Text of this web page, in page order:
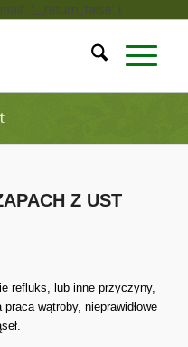
'__return_false' );
Z UST
refluks, lub inne przyczyny,
wątroby, nieprawidłowe